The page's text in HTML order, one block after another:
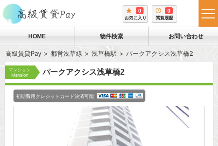
0
お気に入り
0
閲覧履歴
HOME 物件検索 お問い合わせ
高級賃貸Pay 都営浅草線 浅草橋駅 パークアクシス浅草橋2
マンション
Mansion
パークアクシス浅草橋2
初期費用クレジットカード決済可能